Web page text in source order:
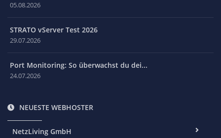
05.08.2026
STRATO vServer Test 2026
29.07.2026
Port Monitoring: So überwachst du dei...
24.07.2026
NEUESTE WEBHOSTER
NetzLiving GmbH